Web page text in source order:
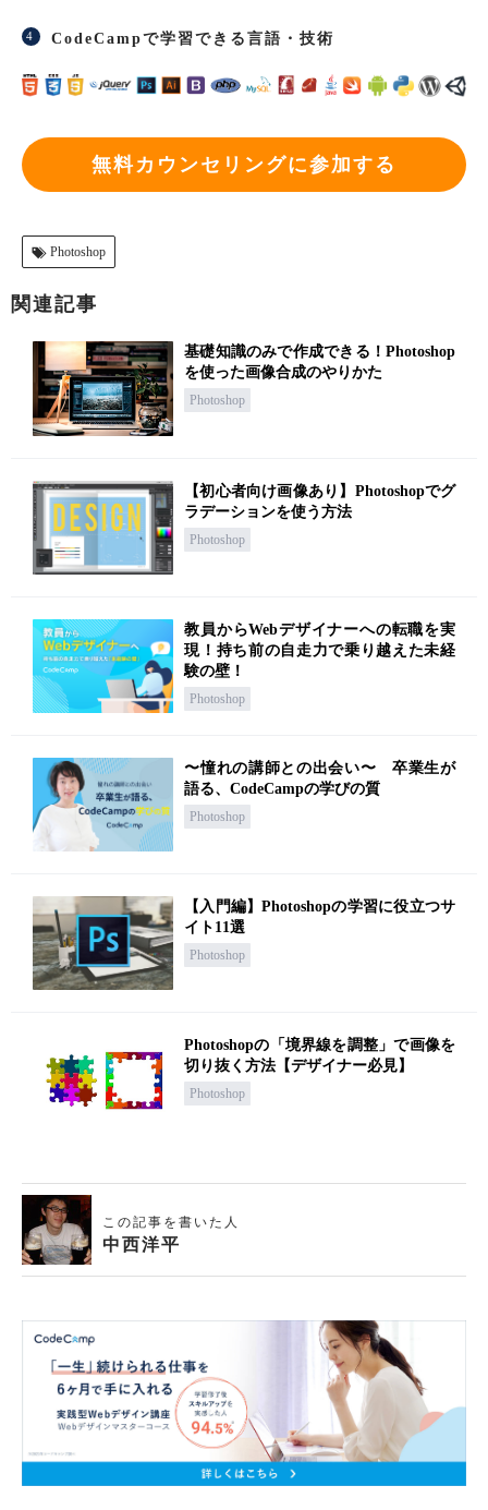
CodeCampで学習できる言語・技術
無料カウンセリングに参加する
Photoshop
関連記事
基礎知識のみで作成できる！Photoshop
を使った画像合成のやりかた
Photoshop
【初心者向け画像あり】Photoshopでグ
ラデーションを使う方法
Photoshop
教員からWebデザイナーへの転職を実
現！持ち前の自走力で乗り越えた未経
験の壁！
Photoshop
〜憧れの講師との出会い〜 卒業生が
語る、CodeCampの学びの質
Photoshop
【入門編】Photoshopの学習に役立つサ
イト11選
Photoshop
Photoshopの「境界線を調整」で画像を
切り抜く方法【デザイナー必見】
Photoshop
この記事を書いた人
中西洋平